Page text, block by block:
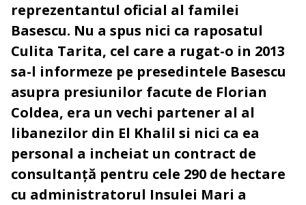
reprezentantul oficial al familei
Basescu. Nu a spus nici ca raposatul
Culita Tarita, cel care a rugat-o in 2013
sa-l informeze pe presedintele Basescu
asupra presiunilor facute de Florian
Coldea, era un vechi partener al al
libanezilor din El Khalil si nici ca ea
personal a incheiat un contract de
consultanță pentru cele 290 de hectare
cu administratorul Insulei Mari a